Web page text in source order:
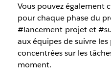
Vous pouvez également
pour chaque phase du
#lancement-projet et
aux équipes de suivre
concentrées sur les
moment.